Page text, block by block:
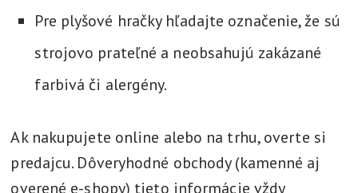
Pre plyšové hračky hľadajte označenie, že sú
strojovo prateľné a neobsahujú zakázané
farbivá či alergény.
Ak nakupujete online alebo na trhu, overte si
predajcu. Dôveryhodné obchody (kamenné aj
overené e-shopy) tieto informácie vždy